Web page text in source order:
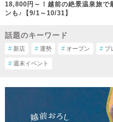
18,800円～！越前の絶景温泉旅で
ンも♪【9/1～10/31】
話題のキーワード
# 新店 # 運勢 # オープン # プ
# 週末イベント